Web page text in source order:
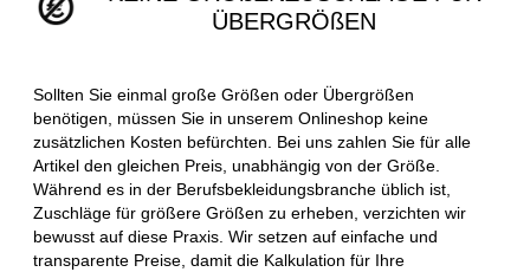
ÜBERGRÖßEN
Sollten Sie einmal große Größen oder Übergrößen
benötigen, müssen Sie in unserem Onlineshop keine
zusätzlichen Kosten befürchten. Bei uns zahlen Sie für alle
Artikel den gleichen Preis, unabhängig von der Größe.
Während es in der Berufsbekleidungsbranche üblich ist,
Zuschläge für größere Größen zu erheben, verzichten wir
bewusst auf diese Praxis. Wir setzen auf einfache und
transparente Preise, damit die Kalkulation für Ihre